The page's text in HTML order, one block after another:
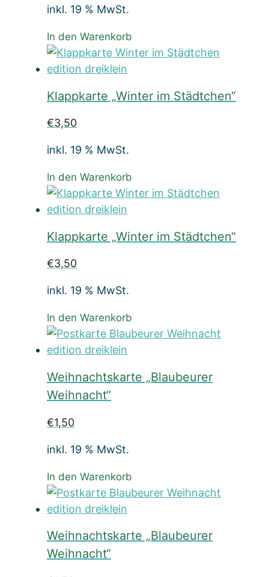
inkl. 19 % MwSt.
In den Warenkorb
Klappkarte „Winter im Städtchen“
€3,50
inkl. 19 % MwSt.
In den Warenkorb
Klappkarte „Winter im Städtchen“
€3,50
inkl. 19 % MwSt.
In den Warenkorb
Weihnachtskarte „Blaubeurer
Weihnacht“
€1,50
inkl. 19 % MwSt.
In den Warenkorb
Weihnachtskarte „Blaubeurer
Weihnacht“